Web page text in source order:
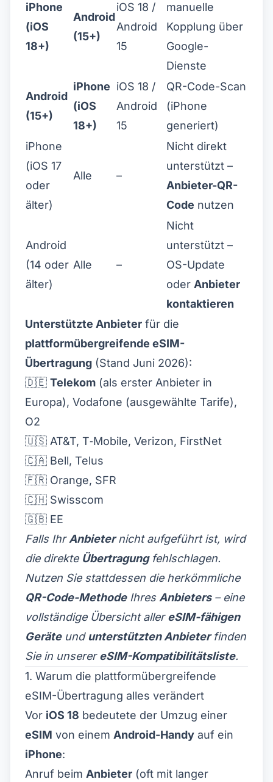
iPhone
(iOS
18+)
Android
(15+)
iOS 18 /
Android
15
manuelle
Kopplung über
Google-
Dienste
Android
(15+)
iPhone
(iOS
18+)
iOS 18 /
Android
15
QR-Code-Scan
(iPhone
generiert)
iPhone
(iOS 17
oder
älter)
Alle –
Nicht direkt
unterstützt –
Anbieter-QR-
Code nutzen
Android
(14 oder
älter)
Alle –
Nicht
unterstützt –
OS-Update
oder Anbieter
kontaktieren
Unterstützte Anbieter für die
plattformübergreifende eSIM-
Übertragung (Stand Juni 2026):
🇩🇪 Telekom (als erster Anbieter in
Europa), Vodafone (ausgewählte Tarife),
O2
🇺🇸 AT&T, T‑Mobile, Verizon, FirstNet
🇨🇦 Bell, Telus
🇫🇷 Orange, SFR
🇨🇭 Swisscom
🇬🇧 EE
Falls IhrAnbieternicht aufgeführt ist, wird
die direkte Übertragungfehlschlagen.
Nutzen Sie stattdessen die herkömmliche
QR-Code-MethodeIhres Anbieters– eine
vollständige Übersicht allereSIM-fähigen
Geräteundunterstützten Anbieterfinden
Sie in unserereSIM-Kompatibilitätsliste.
1. Warum die plattformübergreifende
eSIM-Übertragung alles verändert
Vor iOS 18 bedeutete der Umzug einer
eSIM von einem Android-Handy auf ein
iPhone:
Anruf beim Anbieter (oft mit langer